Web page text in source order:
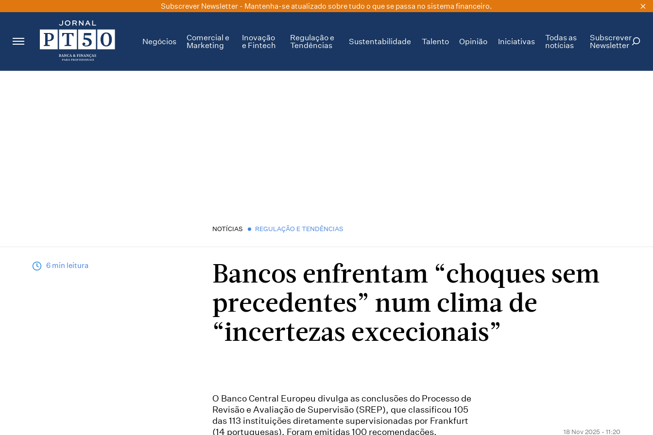
Subscrever Newsletter - Mantenha-se atualizado sobre tudo o que se passa no sistema financeiro.
Negócios
Comercial e
Marketing
Inovação
e Fintech
Regulação e
Tendências
Sustentabilidade Talento Opinião Iniciativas
Todas as
notícias
Subscrever
Newsletter
NOTÍCIAS REGULAÇÃO E TENDÊNCIAS
6 min leitura
Bancos enfrentam “choques sem
precedentes” num clima de
“incertezas excecionais”
O Banco Central Europeu divulga as conclusões do Processo de
Revisão e Avaliação de Supervisão (SREP), que classificou 105
das 113 instituições diretamente supervisionadas por Frankfurt
(14 portuguesas). Foram emitidas 100 recomendações.
18 Nov 2025 - 11:20